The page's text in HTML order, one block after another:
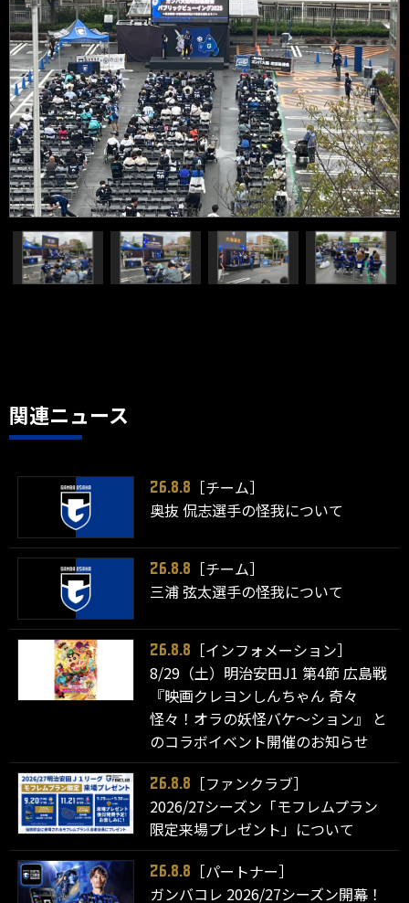
関連ニュース
26.8.8
［チーム］
奥抜 侃志選手の怪我について
26.8.8
［チーム］
三浦 弦太選手の怪我について
26.8.8
［インフォメーション］
8/29（土）明治安田J1 第4節 広島戦
『映画クレヨンしんちゃん 奇々
怪々！オラの妖怪バケ～ション』 と
のコラボイベント開催のお知らせ
26.8.8
［ファンクラブ］
2026/27シーズン「モフレムプラン
限定来場プレゼント」について
26.8.8
［パートナー］
ガンバコレ 2026/27シーズン開幕！